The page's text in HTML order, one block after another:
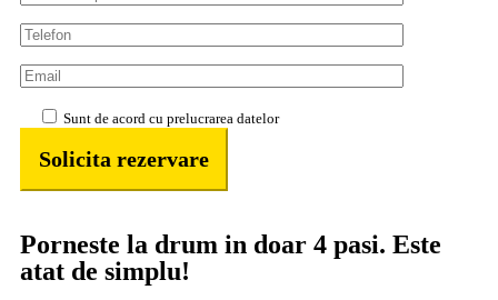
Sunt de acord cu prelucrarea datelor
Porneste la drum in doar 4 pasi. Este
atat de simplu!